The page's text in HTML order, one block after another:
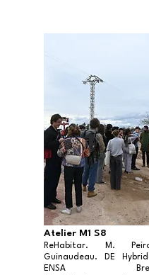
Atelier M1 S8
ReHabitar. M.
Guinaudeau. DE
ENSA